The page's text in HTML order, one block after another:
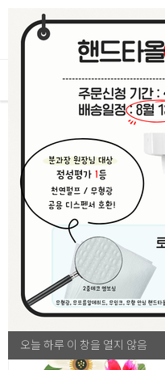
오늘 하루 이 창을 열지 않음
오늘 하루 이 창을 열지 않음
PLAYLAB NEW
호국보훈 감사 모음전